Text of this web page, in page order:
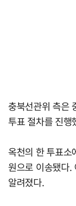
충북선관위 측은
투표 절차를 진행
옥천의 한 투표
원으로 이송됐다.
알려졌다.